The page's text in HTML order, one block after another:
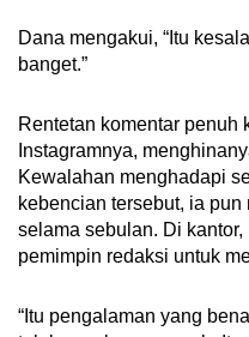
Dana mengakui, “Itu
banget.”
Rentetan komentar penuh
Instagramnya,
Kewalahan menghadapi
kebencian tersebut, ia
selama sebulan. Di
pemimpin redaksi untuk
“Itu pengalaman yang